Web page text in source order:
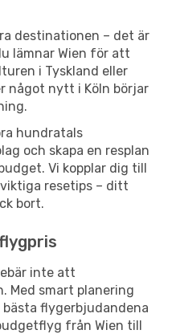
destinationen – det är
lämnar Wien för att
i Tyskland eller
något nytt i Köln börjar
hundratals
och skapa en resplan
Vi kopplar dig till
resetips – ditt
bort.
inte att
Med smart planering
bästa flygerbjudandena
från Wien till